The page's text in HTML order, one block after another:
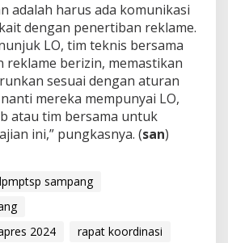
adalah harus ada komunikasi
dengan penertiban reklame.
LO, tim teknis bersama
reklame berizin, memastikan
sesuai dengan aturan
mereka mempunyai LO,
atau tim bersama untuk
ini,” pungkasnya. (san)
sampang
2024
rapat koordinasi